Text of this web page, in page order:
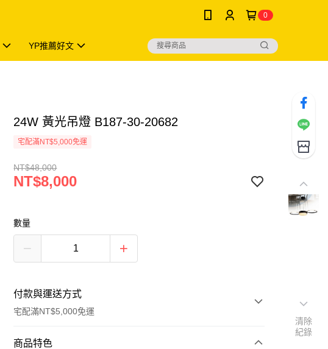
0
YP推薦好文
24W 黃光吊燈 B187-30-20682
宅配滿NT$5,000免運
NT$48,000
NT$8,000
數量
付款與運送方式
宅配滿NT$5,000免運
付款方式
商品特色
清除
紀錄